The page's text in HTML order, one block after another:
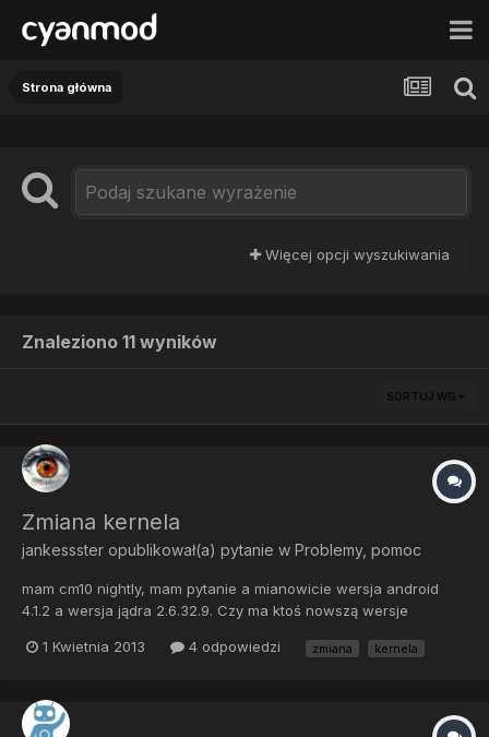
Strona główna
Więcej opcji wyszukiwania
Znaleziono 11 wyników
SORTUJ WG
Zmiana kernela
jankessster opublikował(a) pytanie w Problemy, pomoc
mam cm10 nightly, mam pytanie a mianowicie wersja android
4.1.2 a wersja jądra 2.6.32.9. Czy ma ktoś nowszą wersje
1 Kwietnia 2013
4 odpowiedzi zmiana kernela